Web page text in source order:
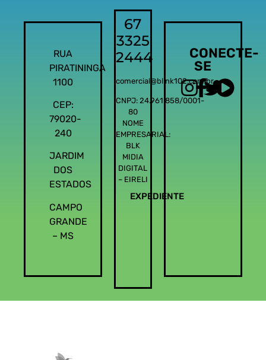
RUA
PIRATININGA
1100
CEP:
79020-
240
JARDIM
DOS
ESTADOS
CAMPO
GRANDE
– MS
67
3325
2444
comercial@blink102.com.br
CNPJ: 24.961.858/0001-
80
NOME
EMPRESARIAL:
BLK
MIDIA
DIGITAL
– EIRELI
EXPEDIENTE
CONECTE-
SE